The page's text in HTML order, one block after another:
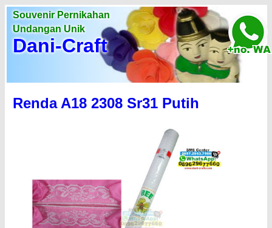
Souvenir Pernikahan
Undangan Unik
Dani-Craft
Renda A18 2308 Sr31 Putih